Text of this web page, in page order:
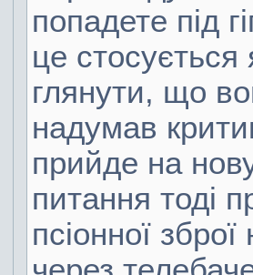
попадете під
це стосується
глянути, що
надумав
прийде на
питання тоді
псіонної